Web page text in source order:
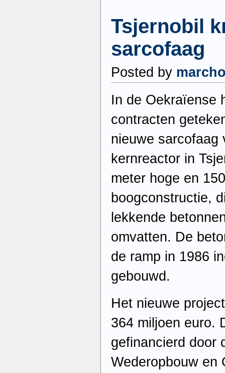
Tsjernobil
sarcofaag
Posted by
In de Oekraïense
contracten
nieuwe sarcofaag
kernreactor in
meter hoge en
boogconstructie,
lekkende
omvatten. De
de ramp in 1986
gebouwd.
Het nieuwe
364 miljoen euro.
gefinancierd door
Wederopbouw en